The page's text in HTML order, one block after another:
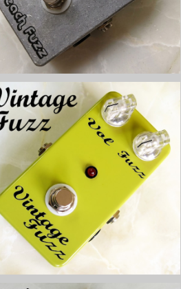
Vintage Fuzz ファズキット【BASIC
KIT】
¥5,800